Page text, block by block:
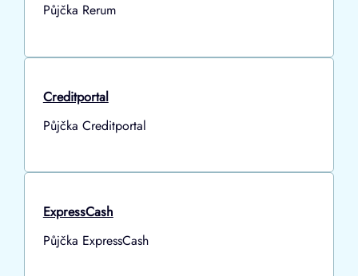
Půjčka Rerum
Creditportal
Půjčka Creditportal
ExpressCash
Půjčka ExpressCash